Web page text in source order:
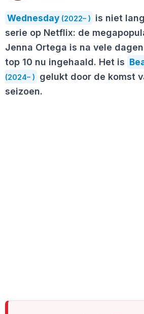
Wednesday (2022– )
is niet
serie op Netflix: de
Jenna Ortega is na vele
top 10 nu ingehaald. Het is
(2024– )
gelukt door de komst
seizoen.